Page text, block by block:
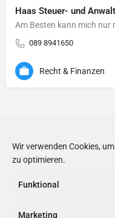
Wir verwenden Cookies,
zu optimieren.
Funktional
Marketing
Haas Steuer- und
Am Besten kann mich nur
089 8941650
Recht & Finanzen